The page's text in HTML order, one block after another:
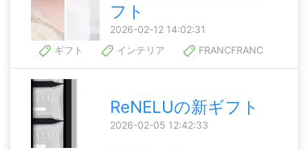
フト
2026-02-12 14:02:31
ギフト
インテリア FRANCFRANC
ReNELUの新ギフト
2026-02-05 12:42:33